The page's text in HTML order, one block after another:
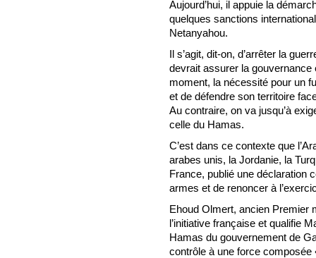
Aujourd’hui, il appuie la
quelques sanctions
Netanyahou.
Il s’agit, dit-on, d’arrêter la
devrait assurer la gouvernance
moment, la nécessité pour un
et de défendre son territoire
Au contraire, on va jusqu’à
celle du Hamas.
C’est dans ce contexte que
arabes unis, la Jordanie, la
France, publié une déclaration
armes et de renoncer à
Ehoud Olmert, ancien Premier
l’initiative française et qualifie
Hamas du gouvernement de
contrôle à une force